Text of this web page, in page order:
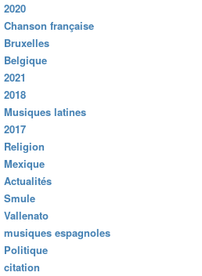
2020
Chanson française
Bruxelles
Belgique
2021
2018
Musiques latines
2017
Religion
Mexique
Actualités
Smule
Vallenato
musiques espagnoles
Politique
citation